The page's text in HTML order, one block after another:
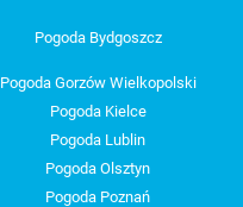
Pogoda Bydgoszcz
Pogoda Gorzów Wielkopolski
Pogoda Kielce
Pogoda Lublin
Pogoda Olsztyn
Pogoda Poznań